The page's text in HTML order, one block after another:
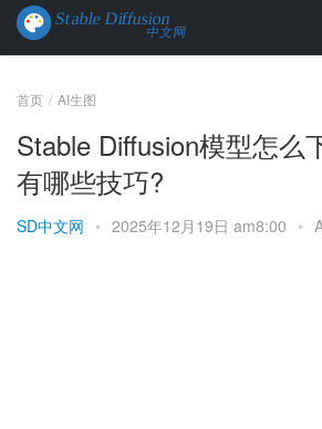
首页 AI生图
Stable Diffusion模型怎么
有哪些技巧?
SD中文网 • 2025年12月19日 am8:00 •